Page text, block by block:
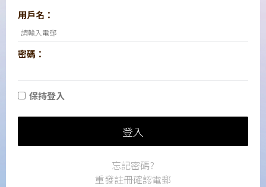
用戶名：
密碼：
保持登入
登入
忘記密碼?
重發註冊確認電郵